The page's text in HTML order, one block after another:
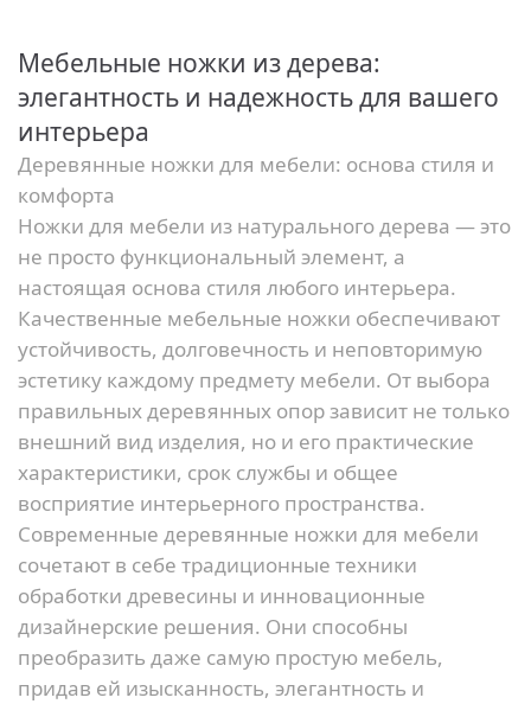
Мебельные ножки из дерева:
элегантность и надежность для вашего
интерьера
Деревянные ножки для мебели: основа стиля и
комфорта
Ножки для мебели из натурального дерева — это
не просто функциональный элемент, а
настоящая основа стиля любого интерьера.
Качественные мебельные ножки обеспечивают
устойчивость, долговечность и неповторимую
эстетику каждому предмету мебели. От выбора
правильных деревянных опор зависит не только
внешний вид изделия, но и его практические
характеристики, срок службы и общее
восприятие интерьерного пространства.
Современные деревянные ножки для мебели
сочетают в себе традиционные техники
обработки древесины и инновационные
дизайнерские решения. Они способны
преобразить даже самую простую мебель,
придав ей изысканность, элегантность и